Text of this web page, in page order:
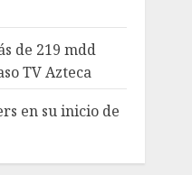
de 219 mdd
TV Azteca
en su inicio de
en su inicio de
Cup 2026
2026
ahogado
de hotel en
familiares